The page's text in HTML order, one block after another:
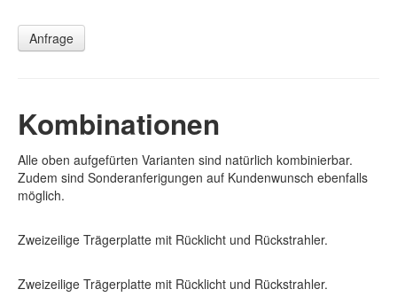
Anfrage
Kombinationen
Alle oben aufgefürten Varianten sind natürlich kombinierbar.
Zudem sind Sonderanferigungen auf Kundenwunsch ebenfalls
möglich.
Zweizeilige Trägerplatte mit Rücklicht und Rückstrahler.
Zweizeilige Trägerplatte mit Rücklicht und Rückstrahler.